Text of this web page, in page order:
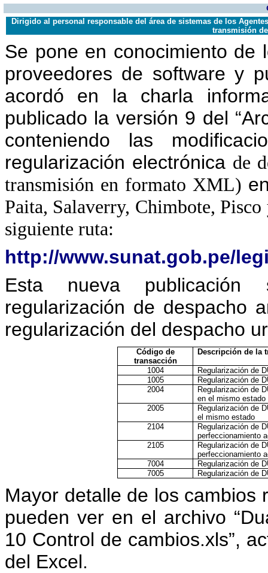
Dirigido al personal responsable del área de sistemas de los
transmisión
Se pone en conocimiento de
proveedores de software y
acordó en la charla
publicado la versión 9 del
conteniendo las
regularización electrónica de
transmisión en formato XML)
Paita, Salaverry, Chimbote,
siguiente ruta:
http://www.sunat.gob.pe/
Esta nueva publicación
regularización de despacho
regularización del despacho
Código de
transacción
Descripción de la
1004
Regularización de
1005
Regularización de
2004
Regularización de
en el mismo estado
2005
Regularización de
el mismo estado
2104
Regularización de
perfeccionamiento
2105
Regularización de
perfeccionamiento
7004
Regularización de
7005
Regularización de
Mayor detalle de los cambios
pueden ver en el archivo
10 Control de cambios.xls”,
del Excel.